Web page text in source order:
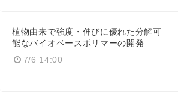
植物由来で強度・伸びに優れた分解可
能なバイオベースポリマーの開発
7/6 14:00